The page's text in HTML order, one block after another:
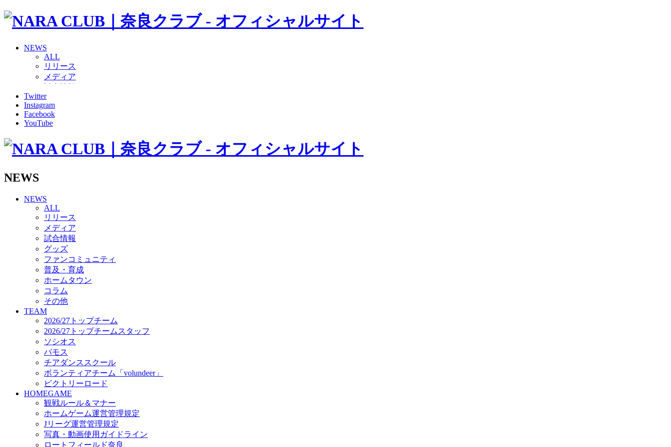
NEWS
ALL
リリース
メディア
グッズ
ファンコミュニティ
普及・育成
ホームタウン
その他
バモス
チアダンススクール
ボランティアチーム「volundeer」
ビクトリーロード
HOMEGAME
観戦ルール＆マナー
ホームゲーム運営管理規定
Jリーグ運営管理規定
写真・動画使用ガイドライン
ロートフィールド奈良
SCHEDULE
2026/27
練習見学時のファンサービスについて
TICKET
奈良クラブ明治安田J3リーグ2026/27シーズン試合観戦チケット
奈良クラブ明治安田Ｊ3リーグ 2026/27シーズン「鹿パス」
観戦ルール＆マナー
FANCOMMUNITY
2026/27ファンコミュニティ
サポートショップ
GOODS
オフィシャルストア（実店舗）
オンラインストア
ACADEMY
アカデミーについて
Twitter
Instagram
Facebook
YouTube
NEWS
NEWS
ALL
リリース
メディア
試合情報
グッズ
ファンコミュニティ
普及・育成
ホームタウン
コラム
その他
TEAM
2026/27トップチーム
2026/27トップチームスタッフ
ソシオス
バモス
チアダンススクール
ボランティアチーム「volundeer」
ビクトリーロード
HOMEGAME
観戦ルール＆マナー
ホームゲーム運営管理規定
Jリーグ運営管理規定
写真・動画使用ガイドライン
ロートフィールド奈良